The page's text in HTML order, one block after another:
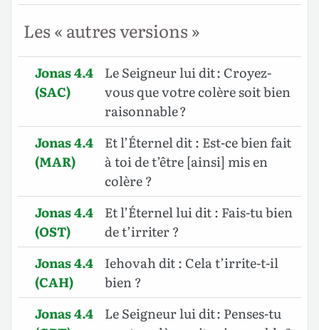
Les « autres versions »
Jonas 4.4
(SAC)
Le Seigneur lui dit : Croyez-
vous que votre colère soit bien
raisonnable ?
Jonas 4.4
(MAR)
Et l’Éternel dit : Est-ce bien fait
à toi de t’être [ainsi] mis en
colère ?
Jonas 4.4
(OST)
Et l’Éternel lui dit : Fais-tu bien
de t’irriter ?
Jonas 4.4
(CAH)
Iehovah dit : Cela t’irrite-t-il
bien ?
Jonas 4.4
Le Seigneur lui dit : Penses-tu